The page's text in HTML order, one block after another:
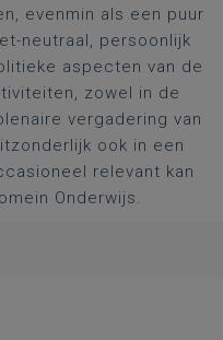
evenmin als een puur
neutraal, persoonlijk
aspecten van de
zowel in de
vergadering van
ook in een
relevant kan
Onderwijs.